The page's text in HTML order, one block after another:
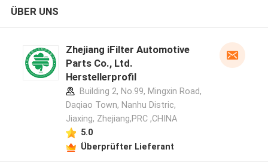
ÜBER UNS
Zhejiang iFilter Automotive
Parts Co., Ltd.
Herstellerprofil
Building 2, No.99, Mingxin Road,
Daqiao Town, Nanhu Distric,
Jiaxing, Zhejiang,PRC ,CHINA
5.0
Überprüfter Lieferant